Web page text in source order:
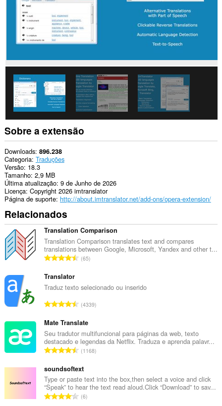
consegue
acessar
atividades
navegação.
Sobre a extensão
Downloads 896.238
Categoria Traduções
Versão 18.3
Tamanho 2,9 MB
Última atualização 9 de Junho de 2026
Licença Copyright 2026 imtranslator
Página de suporte http://about.imtranslator.net/add-ons/opera-extension/
Relacionados
Translation Comparison
Translation Comparison translates text and compares
translations between Google, Microsoft, Yandex and other t...
N
e
o
o
t
a
d
e
c
l
65
Translator
Traduz texto selecionado ou inserido
N
m
e
r
o
o
t
a
4339
Mate Translate
Seu tradutor multifuncional para páginas da web, texto
destacado e legendas da Netflix. Traduza e aprenda palavr...
N
m
e
r
o
1168
soundsoftext
Type or paste text into the box,then select a voice and click
“Speak” to hear the text read aloud.Click “Download” to sav...
N6